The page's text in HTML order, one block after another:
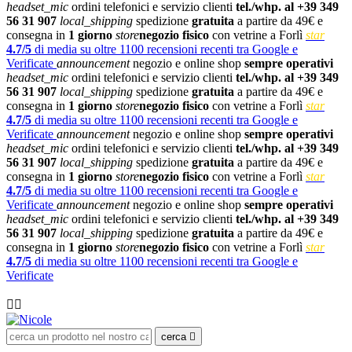
headset_mic ordini telefonici e servizio clienti tel./whp. al +39 349
56 31 907 local_shipping spedizione gratuita a partire da 49€ e
consegna in 1 giorno storenegozio fisico con vetrine a Forlì star
4.7/5 di media su oltre 1100 recensioni recenti tra Google e
Verificate announcementnegozio e online shop sempre operativi
headset_mic ordini telefonici e servizio clienti tel./whp. al +39 349
56 31 907 local_shipping spedizione gratuita a partire da 49€ e
consegna in 1 giorno storenegozio fisico con vetrine a Forlì star
4.7/5 di media su oltre 1100 recensioni recenti tra Google e
Verificate announcementnegozio e online shop sempre operativi
headset_mic ordini telefonici e servizio clienti tel./whp. al +39 349
56 31 907 local_shipping spedizione gratuita a partire da 49€ e
consegna in 1 giorno storenegozio fisico con vetrine a Forlì star
4.7/5 di media su oltre 1100 recensioni recenti tra Google e
Verificate announcementnegozio e online shop sempre operativi
headset_mic ordini telefonici e servizio clienti tel./whp. al +39 349
56 31 907 local_shipping spedizione gratuita a partire da 49€ e
consegna in 1 giorno storenegozio fisico con vetrine a Forlì star
4.7/5 di media su oltre 1100 recensioni recenti tra Google e
Verificate

cerca 